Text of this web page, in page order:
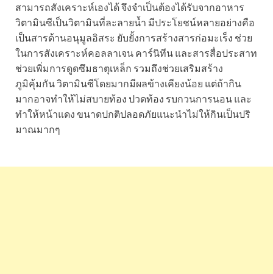
สามารถสังเคราะห์เองได้ จึงจำเป็นต้องได้รับจากอาหาร
วิตามินซีเป็นวิตามินที่ละลายน้ำ มีประโยชน์หลายอย่างคือ
เป็นสารต้านอนุมูลอิสระ ยับยั้งการสร้างสารก่อมะเร็ง ช่วย
ในการสังเคราะห์คอลลาเจน คาร์นิทีน และสารสื่อประสาท
ช่วยเพิ่มการดูดซึมธาตุเหล็ก รวมถึงช่วยเสริมสร้าง
ภูมิคุ้มกัน วิตามินซีโดยมากมีผลข้างเคียงน้อย แต่ถ้ากิน
มากอาจทำให้ไม่สบายท้อง ปวดท้อง รบกวนการนอน และ
ทำให้หน้าแดง ขนาดปกติปลอดภัยแนะนำไม่ให้กินเป็นปริ
มาณมากๆ